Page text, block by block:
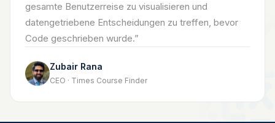
gesamte Benutzerreise zu visualisieren und
datengetriebene Entscheidungen zu treffen, bevor
Code geschrieben wurde.”
Zubair Rana
CEO · Times Course Finder